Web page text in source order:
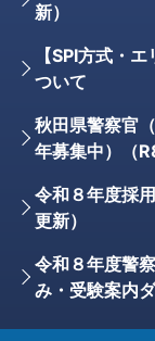
新）
【SPI方式・
ついて
秋田県警察官
年募集中）（
令和８年度採
更新）
令和８年度警
み・受験案内